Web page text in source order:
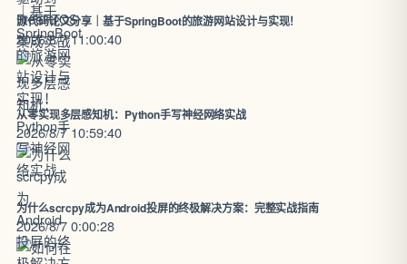
源代码论文分享｜基于SpringBoot的旅游网站设计与实现！
2026/8/7 11:00:40
从零实现多层感知机：Python手写神经网络实战
2026/8/7 10:59:40
为什么scrcpy成为Android投屏的终极解决方案：完整实战指南
2026/8/7 0:00:28